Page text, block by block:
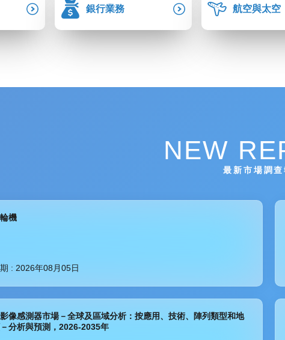
銀行業務 航空與太空
NEW
最新市場調查
機
: 2026年08月05日
像感測器市場－全球及區域分析：按應用、技術、陣列類型和地
分析與預測，2026-2035年